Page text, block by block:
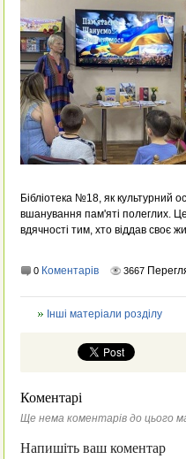
Бібліотека №18, як культурний
вшанування пам'яті полеглих.
вдячності тим, хто віддав своє
0 Коментарів 3667
Інші матеріали розділу
Коментарі
Ще нема коментарів до цього
Напишіть ваш коментар